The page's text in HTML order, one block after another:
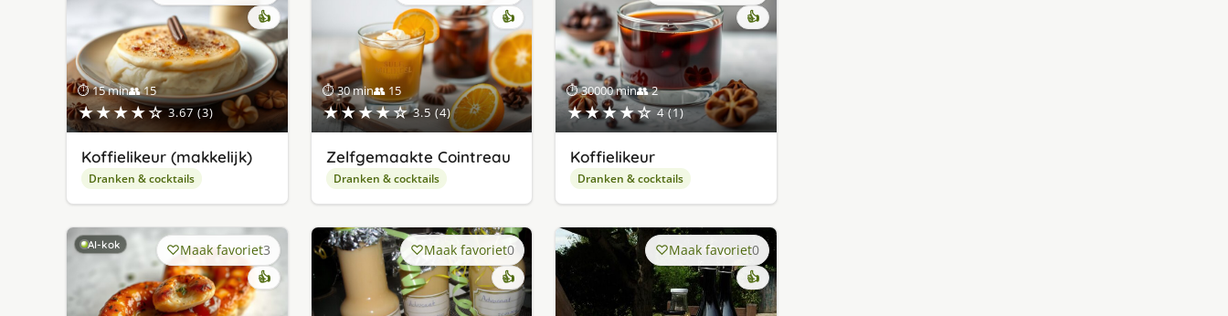
⏱ 15 min👥 15
★★★★☆ 3.67 (3)
👍
Koffielikeur (makkelijk)
Dranken & cocktails
⏱ 30 min👥 15
★★★★☆ 3.5 (4)
👍
Zelfgemaakte Cointreau
Dranken & cocktails
⏱ 30000 min👥 2
★★★★☆ 4 (1)
👍
Koffielikeur
Dranken & cocktails
AI-kok Maak favoriet3
👍
Maak favoriet0
👍
Maak favoriet0
👍